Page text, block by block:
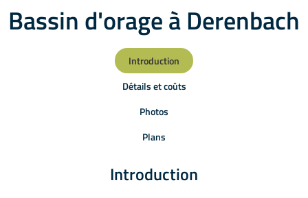
Bassin d'orage à Derenbach
Introduction
Détails et coûts
Photos
Plans
Introduction